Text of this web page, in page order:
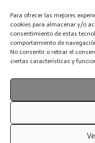
Para ofrecer las mejores
cookies para almacenar y/o
consentimiento de estas
comportamiento de
No consentir o retirar el
ciertas características y